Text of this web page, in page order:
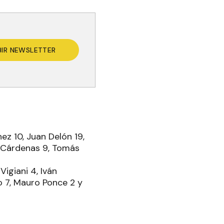
NEWSLETTER
10, Juan Delón 19,
9, Tomás
4, Iván
7, Mauro Ponce 2 y